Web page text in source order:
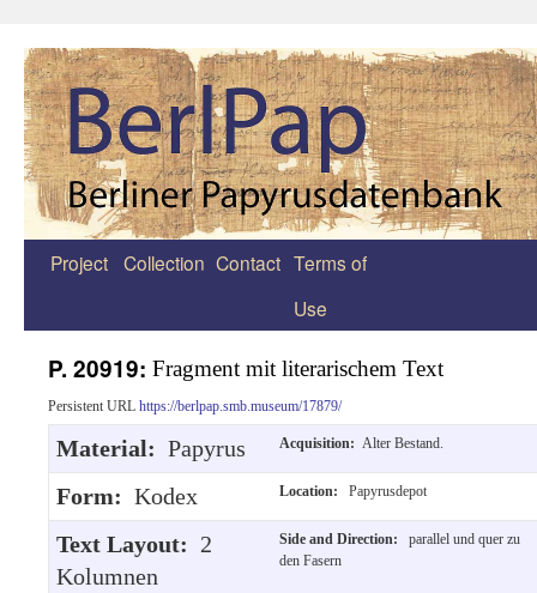
Zum
Project Collection Contact Terms of
Use
P. 20919: Fragment mit literarischem Text
Persistent URL https://berlpap.smb.museum/17879/
Material: Papyrus Acquisition: Alter Bestand.
Form: Kodex Location: Papyrusdepot
Text Layout: 2
Kolumnen
Side and Direction:
parallel und quer zu
den Fasern